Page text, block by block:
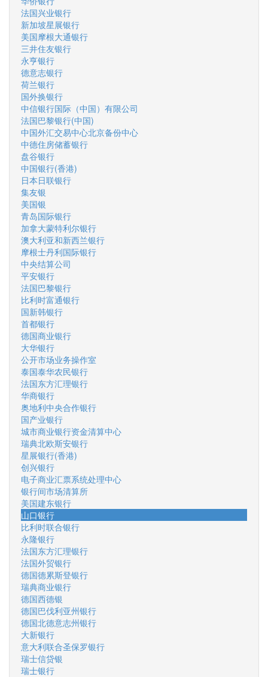
法国兴业银行
新加坡星展银行
美国摩根大通银行
三井住友银行
永亨银行
德意志银行
荷兰银行
国外换银行
中信银行国际（中国）有限公司
法国巴黎银行(中国)
中国外汇交易中心北京备份中心
中德住房储蓄银行
盘谷银行
中国银行(香港)
日本日联银行
集友银
美国银
青岛国际银行
加拿大蒙特利尔银行
澳大利亚和新西兰银行
摩根士丹利国际银行
中央结算公司
平安银行
法国巴黎银行
比利时富通银行
国新韩银行
首都银行
德国商业银行
大华银行
公开市场业务操作室
泰国泰华农民银行
法国东方汇理银行
华商银行
奥地利中央合作银行
国产业银行
城市商业银行资金清算中心
瑞典北欧斯安银行
星展银行(香港)
创兴银行
电子商业汇票系统处理中心
银行间市场清算所
美国建东银行
山口银行
比利时联合银行
永隆银行
法国东方汇理银行
法国外贸银行
德国德累斯登银行
瑞典商业银行
德国西德银
德国巴伐利亚州银行
德国北德意志州银行
大新银行
意大利联合圣保罗银行
瑞士信贷银
瑞士银行